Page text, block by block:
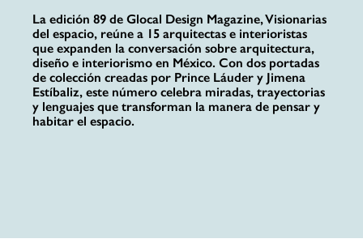
La edición 89 de Glocal Design Magazine, Visionarias
del espacio, reúne a 15 arquitectas e interioristas
que expanden la conversación sobre arquitectura,
diseño e interiorismo en México. Con dos portadas
de colección creadas por Prince Láuder y Jimena
Estíbaliz, este número celebra miradas, trayectorias
y lenguajes que transforman la manera de pensar y
habitar el espacio.